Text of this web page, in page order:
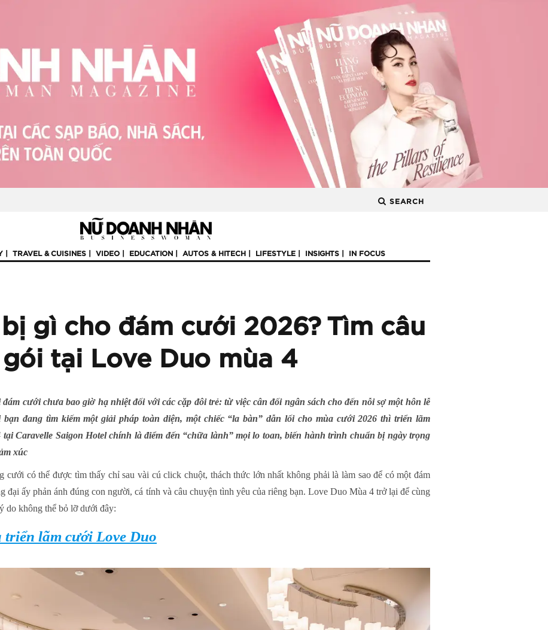
SEARCH
TRAVEL & CUISINES VIDEO EDUCATION AUTOS & HITECH LIFESTYLE INSIGHTS IN FOCUS
gì cho đám cưới 2026? Tìm câu
tại Love Duo mùa 4
cưới chưa bao giờ hạ nhiệt đối với các cặp đôi trẻ: từ việc cân đối ngân sách cho đến nỗi sợ một hôn lễ
đang tìm kiếm một giải pháp toàn diện, một chiếc “la bàn” dẫn lối cho mùa cưới 2026 thì triển lãm
tại Caravelle Saigon Hotel chính là điểm đến “chữa lành” mọi lo toan, biến hành trình chuẩn bị ngày trọng
xúc
cưới có thể được tìm thấy chỉ sau vài cú click chuột, thách thức lớn nhất không phải là làm sao để có một đám
đại ấy phản ánh đúng con người, cá tính và câu chuyện tình yêu của riêng bạn. Love Duo Mùa 4 trở lại để cùng
do không thể bỏ lỡ dưới đây:
lãm cưới Love Duo